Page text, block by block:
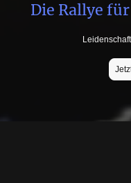
Die Rallye